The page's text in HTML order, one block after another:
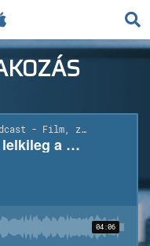
KERESÉS